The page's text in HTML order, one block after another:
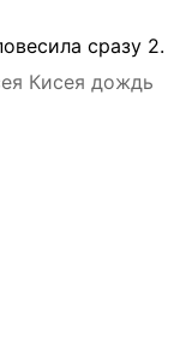
сразу 2.
Кисея дождь